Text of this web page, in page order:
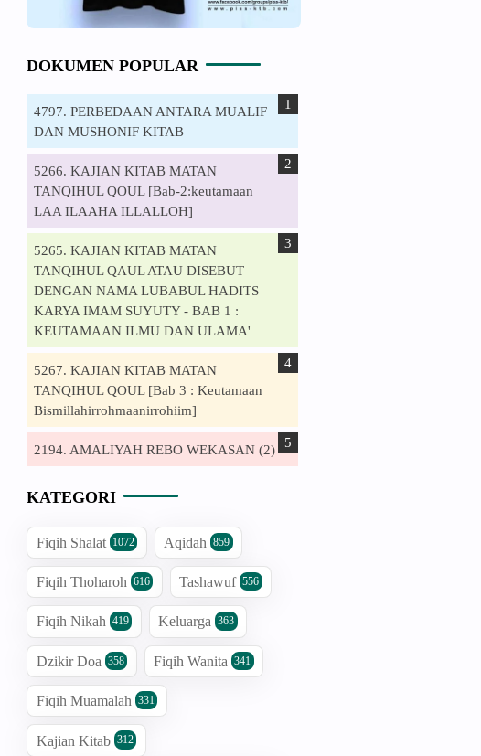
DOKUMEN POPULAR
4797. PERBEDAAN ANTARA MUALIF
DAN MUSHONIF KITAB
5266. KAJIAN KITAB MATAN
TANQIHUL QOUL [Bab-2:keutamaan
LAA ILAAHA ILLALLOH]
5265. KAJIAN KITAB MATAN
TANQIHUL QAUL ATAU DISEBUT
DENGAN NAMA LUBABUL HADITS
KARYA IMAM SUYUTY - BAB 1 :
KEUTAMAAN ILMU DAN ULAMA'
5267. KAJIAN KITAB MATAN
TANQIHUL QOUL [Bab 3 : Keutamaan
Bismillahirrohmaanirrohiim]
2194. AMALIYAH REBO WEKASAN (2)
KATEGORI
Fiqih Shalat 1072 Aqidah 859
Fiqih Thoharoh 616 Tashawuf 556
Fiqih Nikah 419 Keluarga 363
Dzikir Doa 358 Fiqih Wanita 341
Fiqih Muamalah 331
Kajian Kitab 312